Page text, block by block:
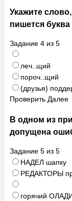
Укажите
пишется буква
Задание 4из 5
леч..щий
пороч..щий
(друзья)
Проверить Далее
В одном из
допущена
Задание 5из 5
НАДЕЛ шапку
РЕДАКТОРЫ
горячий